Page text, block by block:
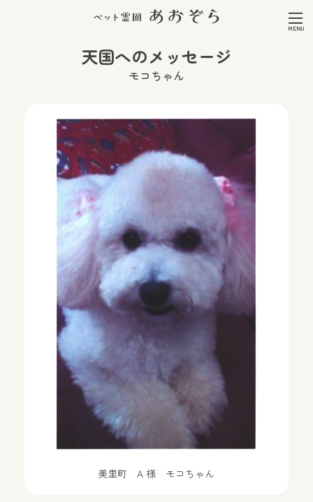
天国へのメッセージ
モコちゃん
美里町 A 様 モコちゃん